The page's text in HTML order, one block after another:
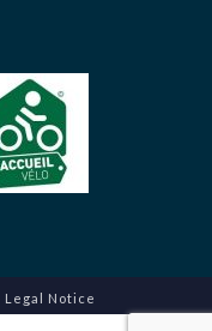
Legal Notice